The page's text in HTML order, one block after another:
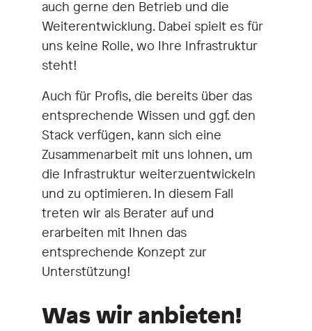
auch gerne den Betrieb und die
Weiterentwicklung. Dabei spielt es für
uns keine Rolle, wo Ihre Infrastruktur
steht!
Auch für Profis, die bereits über das
entsprechende Wissen und ggf. den
Stack verfügen, kann sich eine
Zusammenarbeit mit uns lohnen, um
die Infrastruktur weiterzuentwickeln
und zu optimieren. In diesem Fall
treten wir als Berater auf und
erarbeiten mit Ihnen das
entsprechende Konzept zur
Unterstützung!
Was wir anbieten!